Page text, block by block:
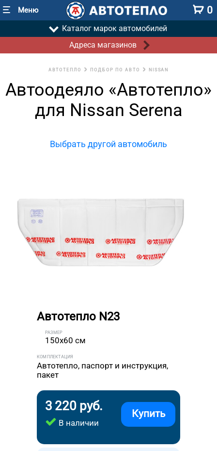
Меню 0
Каталог марок автомобилей
Адреса магазинов
АВТОТЕПЛО ПОДБОР ПО АВТО NISSAN
Автоодеяло «Автотепло»
для Nissan Serena
Выбрать другой автомобиль
Автотепло N23
РАЗМЕР
150x60 см
КОМПЛЕКТАЦИЯ
Автотепло, паспорт и инструкция,
пакет
3 220 руб.
В наличии
Купить